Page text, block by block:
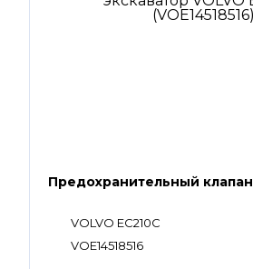
Предохранительный клапан
VOLVO EC210C
VOE14518516